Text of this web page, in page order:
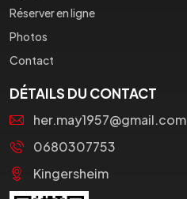
Réserver en ligne
Photos
Contact
DÉTAILS DU CONTACT
her.may1957@gmail.com
0680307753
Kingersheim